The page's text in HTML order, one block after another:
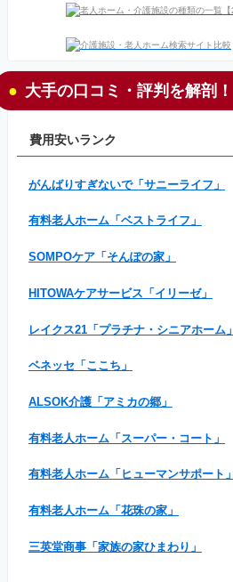
大手の口コミ・評判を解剖！
費用安いランク
がんばりすぎないで「サニーライフ」
有料老人ホーム「ベストライフ」
SOMPOケア「そんぽの家」
HITOWAケアサービス「イリーゼ」
レイクス21「プラチナ・シニアホーム」
ベネッセ「ここち」
ALSOK介護「アミカの郷」
有料老人ホーム「スーパー・コート」
有料老人ホーム「ヒューマンサポート」
有料老人ホーム「花珠の家」
三英堂商事「家族の家ひまわり」